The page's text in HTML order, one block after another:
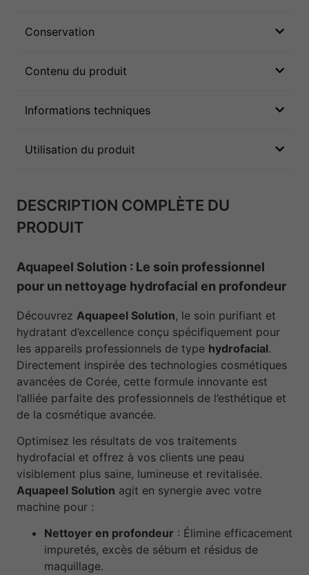
Conservation
Contenu du produit
Informations techniques
Utilisation du produit
DESCRIPTION COMPLÈTE DU
PRODUIT
Aquapeel Solution : Le soin professionnel
pour un nettoyage hydrofacial en profondeur
Découvrez Aquapeel Solution, le soin purifiant et
hydratant d’excellence conçu spécifiquement pour
les appareils professionnels de type hydrofacial.
Directement inspirée des technologies cosmétiques
avancées de Corée, cette formule innovante est
l’alliée parfaite des professionnels de l’esthétique et
de la cosmétique avancée.
Optimisez les résultats de vos traitements
hydrofacial et offrez à vos clients une peau
visiblement plus saine, lumineuse et revitalisée.
Aquapeel Solution agit en synergie avec votre
machine pour :
Nettoyer en profondeur : Élimine efficacement
impuretés, excès de sébum et résidus de
maquillage.